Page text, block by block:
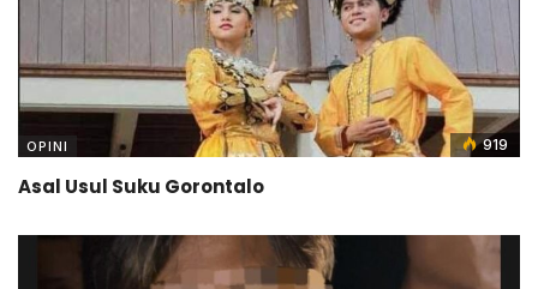
OPINI 919
Asal Usul Suku Gorontalo